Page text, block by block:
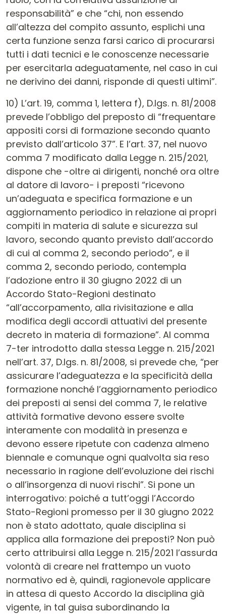
responsabilità” e che “chi, non essendo
all’altezza del compito assunto, esplichi una
certa funzione senza farsi carico di procurarsi
tutti i dati tecnici e le conoscenze necessarie
per esercitarla adeguatamente, nel caso in cui
ne derivino dei danni, risponde di questi ultimi”.
10) L’art. 19, comma 1, lettera f), D.lgs. n. 81/2008
prevede l’obbligo del preposto di “frequentare
appositi corsi di formazione secondo quanto
previsto dall’articolo 37”. E l’art. 37, nel nuovo
comma 7 modificato dalla Legge n. 215/2021,
dispone che -oltre ai dirigenti, nonché ora oltre
al datore di lavoro- i preposti “ricevono
un’adeguata e specifica formazione e un
aggiornamento periodico in relazione ai propri
compiti in materia di salute e sicurezza sul
lavoro, secondo quanto previsto dall’accordo
di cui al comma 2, secondo periodo”, e il
comma 2, secondo periodo, contempla
l’adozione entro il 30 giugno 2022 di un
Accordo Stato-Regioni destinato
“all’accorpamento, alla rivisitazione e alla
modifica degli accordi attuativi del presente
decreto in materia di formazione”. Al comma
7-ter introdotto dalla stessa Legge n. 215/2021
nell’art. 37, D.lgs. n. 81/2008, si prevede che, “per
assicurare l’adeguatezza e la specificità della
formazione nonché l’aggiornamento periodico
dei preposti ai sensi del comma 7, le relative
attività formative devono essere svolte
interamente con modalità in presenza e
devono essere ripetute con cadenza almeno
biennale e comunque ogni qualvolta sia reso
necessario in ragione dell’evoluzione dei rischi
o all’insorgenza di nuovi rischi”. Si pone un
interrogativo: poiché a tutt’oggi l’Accordo
Stato-Regioni promesso per il 30 giugno 2022
non è stato adottato, quale disciplina si
applica alla formazione dei preposti? Non può
certo attribuirsi alla Legge n. 215/2021 l’assurda
volontà di creare nel frattempo un vuoto
normativo ed è, quindi, ragionevole applicare
in attesa di questo Accordo la disciplina già
vigente, in tal guisa subordinando la